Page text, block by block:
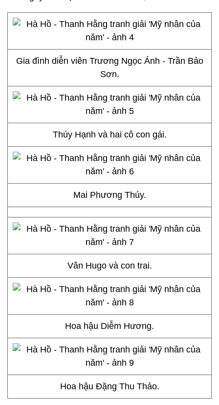
Gia đình diễn viên Trương Ngọc Ánh - Trần Bảo
Sơn.
Thúy Hạnh và hai cô con gái.
Mai Phương Thúy.
Vân Hugo và con trai.
Hoa hậu Diễm Hương.
Hoa hậu Đặng Thu Thảo.